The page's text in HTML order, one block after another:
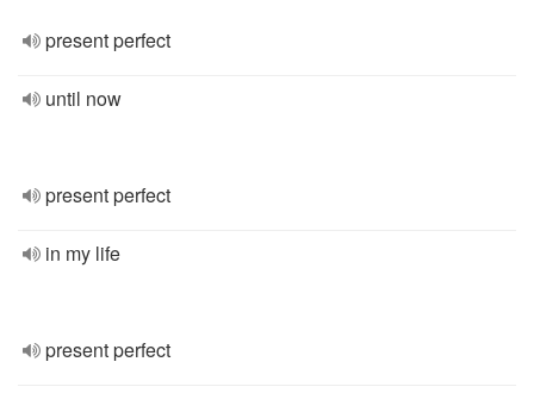
present perfect
until now
present perfect
in my life
present perfect